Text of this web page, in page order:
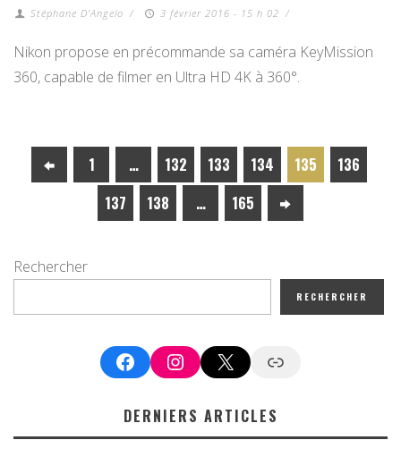
Stéphane D'Angelo / 3 février 2016 - 15 h 02 /
Nikon propose en précommande sa caméra KeyMission
360, capable de filmer en Ultra HD 4K à 360°.
1 … 132 133 134 135
136
137
138 … 165
Rechercher
RECHERCHER
FacebookInstagram
X Google News
DERNIERS ARTICLES